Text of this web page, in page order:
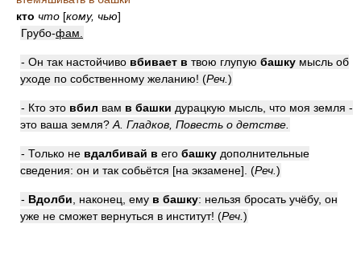
кто что [кому, чью]
Грубо-фам.
- Он так настойчиво вбивает в твою глупую башку мысль об
уходе по собственному желанию! (Реч. )
- Кто это вбил вам в башки дурацкую мысль, что моя земля -
это ваша земля? А. Гладков, Повесть о детстве.
- Только не вдалбивай в его башку дополнительные
сведения: он и так собьётся [на экзамене]. (Реч. )
- Вдолби , наконец, ему в башку: нельзя бросать учёбу, он
уже не сможет вернуться в институт! (Реч. )